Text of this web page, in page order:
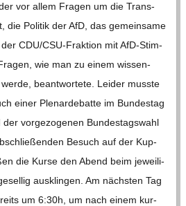
vor allem Fra­gen um die Trans­
die Poli­tik der AfD, das gemein­same
CDU/CSU-Frak­­tion mit AfD-Stim­­
wie man zu einem wis­sen­
beant­wor­tete. Lei­der musste
einer Ple­nar­de­batte im Bun­des­tag
der vor­ge­zo­ge­nen Bun­des­tags­wahl
Besuch auf der Kup­
die Kurse den Abend beim jewei­li­
aus­klin­gen. Am nächs­ten Tag
um 6:30h, um nach einem kur­